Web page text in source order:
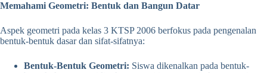
Memahami Geometri: Bentuk dan Bangun Datar
Aspek geometri pada kelas 3 KTSP 2006 berfokus pada pengenalan
bentuk-bentuk dasar dan sifat-sifatnya:
Bentuk-Bentuk Geometri: Siswa dikenalkan pada bentuk-